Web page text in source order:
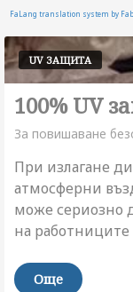
FaLang translation system by
UV ЗАЩИТА
100% UV
За повишаване
При излагане
атмосферни
може сериозно
на работниците
Още